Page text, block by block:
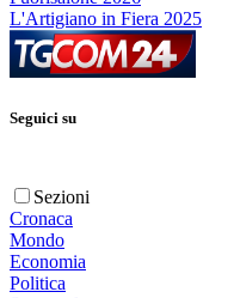
L'Artigiano in Fiera 2025
Seguici su
Sezioni
Cronaca
Mondo
Economia
Politica